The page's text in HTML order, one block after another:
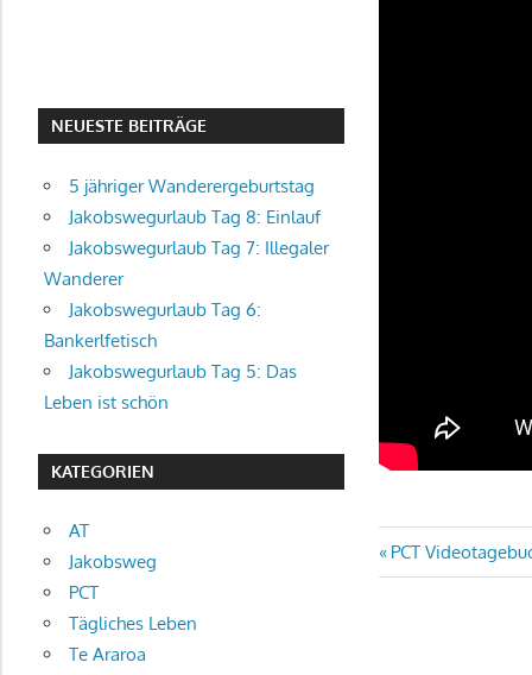
Vorheriger
Beitrag:
PCT
NEUESTE BEITRÄGE
5 jähriger Wanderergeburtstag
Jakobswegurlaub Tag 8: Einlauf
Jakobswegurlaub Tag 7: Illegaler
Wanderer
Jakobswegurlaub Tag 6:
Bankerlfetisch
Jakobswegurlaub Tag 5: Das
Leben ist schön
KATEGORIEN
AT
Jakobsweg
PCT
Tägliches Leben
Te Araroa